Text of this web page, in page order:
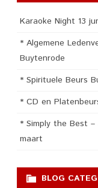
Karaoke Night 13
* Algemene
Buytenrode
* Spirituele Beurs
* CD en
* Simply the Best
maart
BLOG